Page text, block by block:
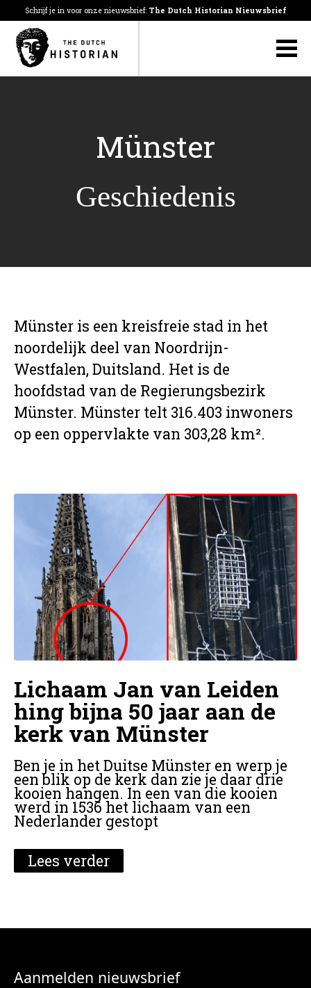
Schrijf je in voor onze nieuwsbrief: The Dutch Historian Nieuwsbrief
Münster
Geschiedenis
Münster is een kreisfreie stad in het
noordelijk deel van Noordrijn-
Westfalen, Duitsland. Het is de
hoofdstad van de Regierungsbezirk
Münster. Münster telt 316.403 inwoners
op een oppervlakte van 303,28 km².
Lichaam Jan van Leiden
hing bijna 50 jaar aan de
kerk van Münster
Ben je in het Duitse Münster en werp je
een blik op de kerk dan zie je daar drie
kooien hangen. In een van die kooien
werd in 1536 het lichaam van een
Nederlander gestopt
Lees verder
Aanmelden nieuwsbrief